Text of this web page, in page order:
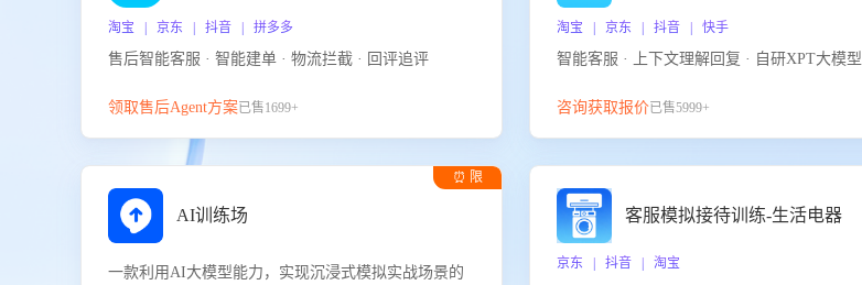
淘宝 | 京东 | 抖音 | 拼多多
售后智能客服 · 智能建单 · 物流拦截 · 回评追评
领取售后Agent方案已售1699+
淘宝 | 京东 | 抖音 | 快手
智能客服 · 上下文理解回复 · 自研XPT大模型
咨询获取报价已售5999+
⏰ 限
AI训练场
一款利用AI大模型能力，实现沉浸式模拟实战场景的
客服模拟接待训练-生活电器
京东 | 抖音 | 淘宝